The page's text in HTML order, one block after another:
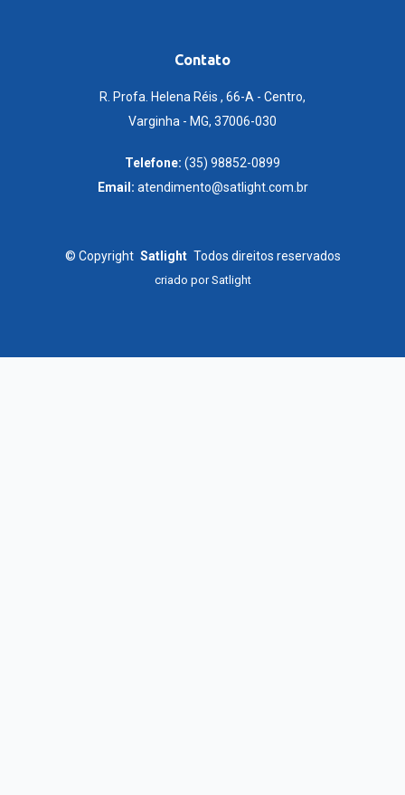
Contato
R. Profa. Helena Réis , 66-A - Centro,
Varginha - MG, 37006-030
Telefone: (35) 98852-0899
Email: atendimento@satlight.com.br
© Copyright Satlight Todos direitos reservados
criado porSatlight